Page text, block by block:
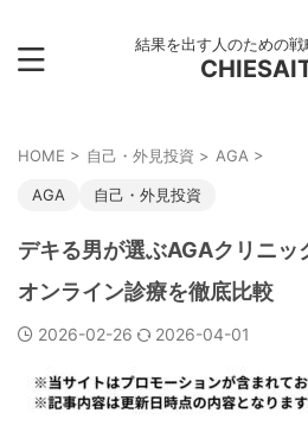
結果を出す人のための
HOME > 自己・外見投資 > AGA >
AGA 自己・外見投資
デキる男が選ぶAGAクリニッ
オンライン診療を徹底比較
2026-02-26 2026-04-01